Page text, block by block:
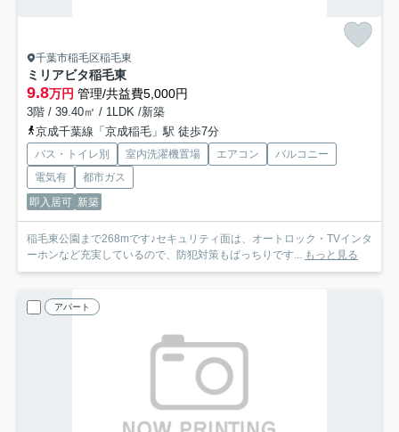
千葉市稲毛区稲毛東
ミリアビタ稲毛東
9.8万円 管理/共益費5,000円
3階 / 39.40㎡ / 1LDK /新築
京成千葉線「京成稲毛」駅 徒歩7分
バス・トイレ別 室内洗濯機置場 エアコン
バルコニー
電気有
都市ガス
即入居可 新築
稲毛東公園まで268mです♪セキュリティ面は、オートロック・TVインタ
ーホンなど充実しているので、防犯対策もばっちりです... もっと見る
アパート